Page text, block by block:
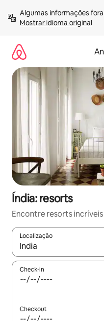
para
Mostrar idioma original
Índia: resorts
Encontre resorts
Localização
Quando os resultados
Check-in
Checkout